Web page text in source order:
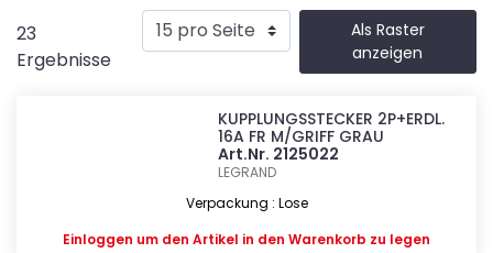
23
Ergebnisse
Als Raster
anzeigen
KUPPLUNGSSTECKER 2P+ERDL.
16A FR M/GRIFF GRAU
Art.Nr. 2125022
LEGRAND
Verpackung : Lose
Einloggen um den Artikel in den Warenkorb zu legen